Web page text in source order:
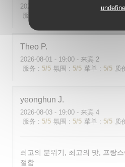
2026-08-05
服务
Theo P
2026-08-01 - 19:00 - 来宾 2
服务 : 5/5 氛围 : 5/5 菜单 : 5/5 质
yeonghun J
2026-08-03 - 19:00 - 来宾 4
服务 : 5/5 氛围 : 5/5 菜单 : 5/5 质
최고의 분위기, 최고의 맛, 프랑
절함